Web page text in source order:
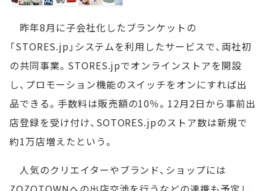
昨年8月に子会社化したブランケットの
「STORES.jp」システムを利用したサービスで、両社初
の共同事業。STORES.jpでオンラインストアを開設
し、プロモーション機能のスイッチをオンにすれば出
品できる。手数料は販売額の10％。12月2日から事前出
店登録を受け付け、SOTORES.jpのストア数は新規で
約1万店増えたという。
人気のクリエイターやブランド、ショップには